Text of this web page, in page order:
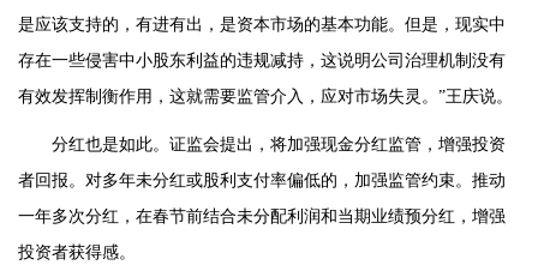
是应该支持的，有进有出，是资本市场的基本功能。但是，现实中
存在一些侵害中小股东利益的违规减持，这说明公司治理机制没有
有效发挥制衡作用，这就需要监管介入，应对市场失灵。”王庆说。
分红也是如此。证监会提出，将加强现金分红监管，增强投资
者回报。对多年未分红或股利支付率偏低的，加强监管约束。推动
一年多次分红，在春节前结合未分配利润和当期业绩预分红，增强
投资者获得感。